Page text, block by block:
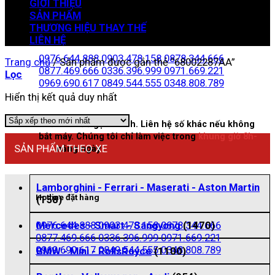
Zalo đặt hàng
0976.644.888 0903.478.158 0878.344.666
0877.469.666 0336.396.999 0971.669.221
0969.690.617 0849.544.555 0348.808.789
Nhấn vào để gọi nhanh. Liên hệ số khác nếu không
bắt máy. Chúng tôi chỉ làm việc trongkhung giờ 8h-
21hhằng ngày
Hotline đặt hàng
0976.644.888 0903.478.158 0878.344.666
0877.469.666 0336.396.999 0971.669.221
0969.690.617 0849.544.555 0348.808.789
GIỚI THIỆU
SẢN PHẨM
THƯƠNG HIỆU THAY THẾ
LIÊN HỆ
Trang chủ /Sản phẩm được gắn thẻ “68002287AA”
Lọc
Hiển thị kết quả duy nhất
SẢN PHẨM THEO XE
Lamborghini - Ferrari - Maserati - Aston Martin
(158)
Mercedes - Smart - Sangyong (1470)
BMW - Mini - RollsRoyce (1100)